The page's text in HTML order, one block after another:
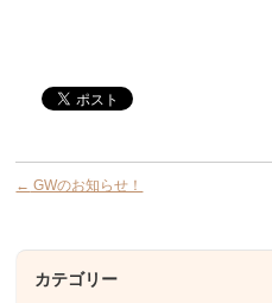
← GWのお知らせ！
カテゴリー